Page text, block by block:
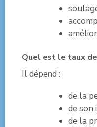
Quel est le taux
Il dépend :
de la
de son
de la